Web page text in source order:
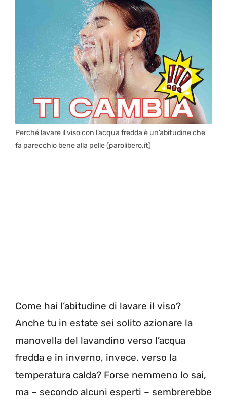
Perché lavare il viso con l’acqua fredda è un’abitudine che
fa parecchio bene alla pelle (parolibero.it)
Come hai l’abitudine di lavare il viso?
Anche tu in estate sei solito azionare la
manovella del lavandino verso l’acqua
fredda e in inverno, invece, verso la
temperatura calda? Forse nemmeno lo sai,
ma – secondo alcuni esperti – sembrerebbe